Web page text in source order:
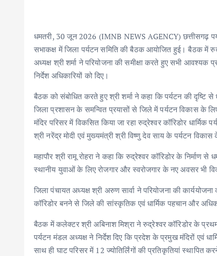
o
k
p
p
n
धमतरी, 30 जून 2026 (IMNB NEWS AGENCY) छत्तीसगढ़
सभाकक्ष में जिला पर्यटन समिति की बैठक आयोजित हुई। बैठक में
अध्यक्ष श्री शर्मा ने परियोजना की समीक्षा करते हुए सभी
निर्देश अधिकारियों को दिए।
बैठक को संबोधित करते हुए श्री शर्मा ने कहा कि पर्यटन की दृष्टि
जिला प्रशासन के समन्वित प्रयासों से जिले में पर्यटन विकास के
मंदिर परिसर में विकसित किया जा रहा रुद्रेश्वर कॉरिडोर धार्मिक
श्री नरेंद्र मोदी एवं मुख्यमंत्री श्री विष्णु देव साय के पर्यटन
महापौर श्री रामू रोहरा ने कहा कि रुद्रेश्वर कॉरिडोर के निर्माण
स्थानीय युवाओं के लिए रोजगार और स्वरोजगार के नए अवसर भी
जिला पंचायत अध्यक्ष श्री अरुण सार्वा ने परियोजना की
कॉरिडोर बनने से जिले की सांस्कृतिक एवं धार्मिक पहचान और
बैठक में कलेक्टर श्री अबिनाश मिश्रा ने रुद्रेश्वर कॉरिडोर के
पर्यटन मंडल अध्यक्ष ने निर्देश दिए कि प्रदेश के प्रमुख मंदिरों एवं
साथ ही घाट परिसर में 12 ज्योतिर्लिंगों की प्रतिकृतियां स्थापित